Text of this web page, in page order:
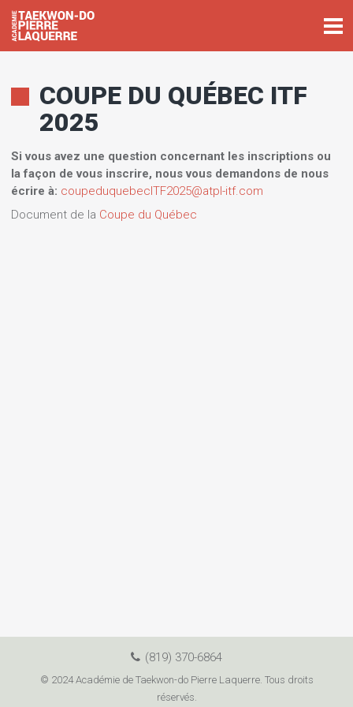
COUPE DU QUÉBEC ITF
2025
Si vous avez une question concernant les inscriptions ou
la façon de vous inscrire, nous vous demandons de nous
écrire à: coupeduquebecITF2025@atpl-itf.com
Document de la Coupe du Québec
(819) 370-6864
© 2024 Académie de Taekwon-do Pierre Laquerre. Tous droits
réservés.